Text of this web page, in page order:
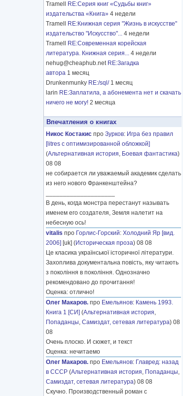
Tramell
RE:Серия книг «Судьбы книг»
издательства «Книга» 4 недели
Tramell
RE:Книжная серия "Жизнь в искусстве"
издательство "Искусство"... 4 недели
Tramell
RE:Современная корейская
литература. Книжная серия... 4 недели
nehug@cheaphub.net RE:Загадка
автора 1 месяц
Drunkenmunky RE:/sql/ 1 месяц
larin RE:Заплатила, а абонемента нет и скачать
ничего не могу! 2 месяца
Впечатления о книгах
Никос Костакис про Зурков: Игра без правил
[litres с оптимизированной обложкой]
(Альтернативная история, Боевая фантастика)
08 08
не собирается ли уважаемый академик сделать
из него нового Франкенштейна?
В день, когда монстра перестанут называть
именем его создателя, Земля налетит на
небесную ось!
vitalis про Горлис-Горский: Холодний Яр [вид.
2006] [uk] (Историческая проза) 08 08
Це класика української історичної літератури.
Захоплива документальна повість, яку читають
з покоління в покоління. Однозначно
рекомендовано до прочитання!
Оценка: отлично!
Олег Макаров. про Емельянов: Камень 1993.
Книга 1 [СИ] (Альтернативная история,
Попаданцы, Самиздат, сетевая литература) 08
08
Очень плоско. И сюжет, и текст
Оценка: нечитаемо
Олег Макаров. про Емельянов: Главред: назад
в СССР (Альтернативная история, Попаданцы,
Самиздат, сетевая литература) 08 08
Скучно. Производственный роман с